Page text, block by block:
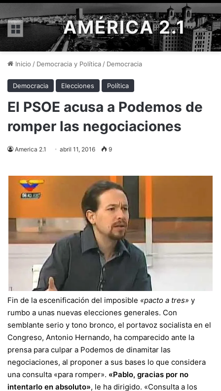
Menú AMÉRICA 2.1
Inicio / Democracia y Política / Democracia
Democracia Elecciones Política
El PSOE acusa a Podemos de
romper las negociaciones
America 2.1 abril 11, 2016 9
Fin de la escenificación del imposible «pacto a tres» y
rumbo a unas nuevas elecciones generales. Con
semblante serio y tono bronco, el portavoz socialista en el
Congreso, Antonio Hernando, ha comparecido ante la
prensa para culpar a Podemos de dinamitar las
negociaciones, al proponer a sus bases lo que considera
una consulta «para romper». «Pablo, gracias por no
intentarlo en absoluto», le ha dirigido. «Consulta a los